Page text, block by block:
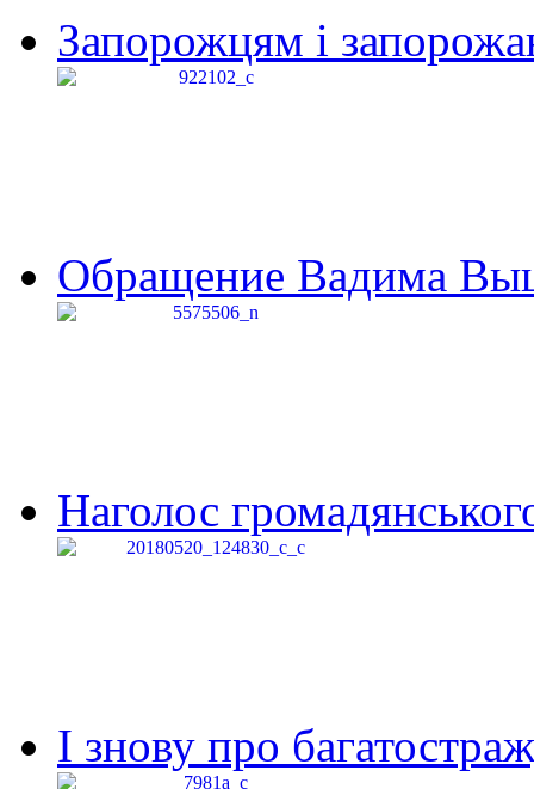
Запорожцям і
Обращение Вадима
Наголос
І знову про